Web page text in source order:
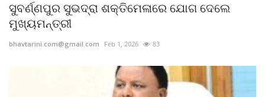
ସୁବର୍ଣ୍ଣପୁର ସୁଭଦ୍ରା ଶକ୍ତିମେଳାରେ ଯୋଗ ଦେଲେ
ମୁଖ୍ୟମନ୍ତ୍ରୀ
bhavtarini.com@gmail.com Feb 1, 2026 83